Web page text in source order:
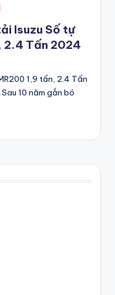
Isuzu Số tự
2.4 Tấn 2024
1,9 tấn, 2.4 Tấn
10 năm gắn bó